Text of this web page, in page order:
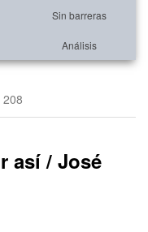
Sin barreras
Análisis
208
así / José